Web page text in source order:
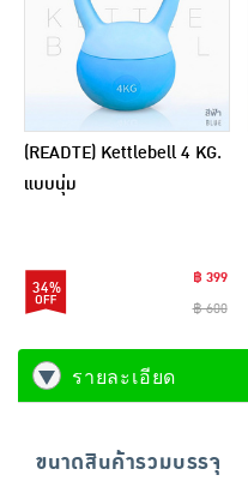
(READTE) Kettlebell 4 KG.
แบบนุ่ม
34%
฿ 399
฿ 600
รายละเอียด
ขนาดสินค้ารวมบรรจุ